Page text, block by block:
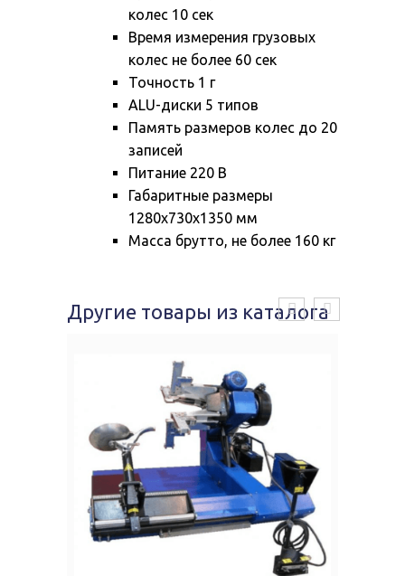
колес 10 сек
Время измерения грузовых
колес не более 60 сек
Точность 1 г
ALU-диски 5 типов
Память размеров колес до 20
записей
Питание 220 В
Габаритные размеры
1280x730x1350 мм
Масса брутто, не более 160 кг
Другие товары из каталога